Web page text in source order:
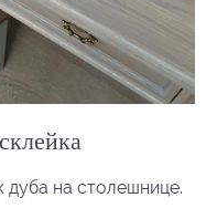
дуба на столешнице.